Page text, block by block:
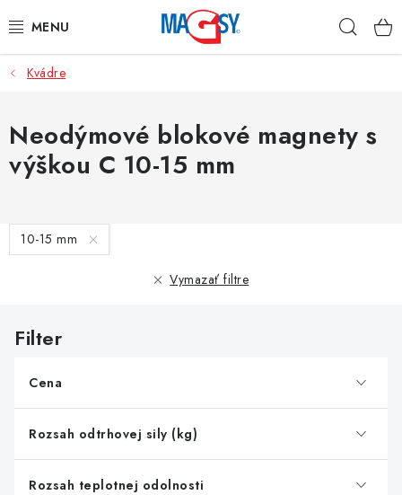
na
HLAVNÉ KATEGÓRIE
MAGNETICKÉ POMÔCKY
PRIEMYSELNÉ MAGNETY
Kontakt
Kvádre
Neodýmové blokové magnety s
výškou C 10-15 mm
V
ý
s
o
u
10-15 mm
Vymazať filtre
Cena
Rozsah odtrhovej sily (kg)
Rozsah teplotnej odolnosti